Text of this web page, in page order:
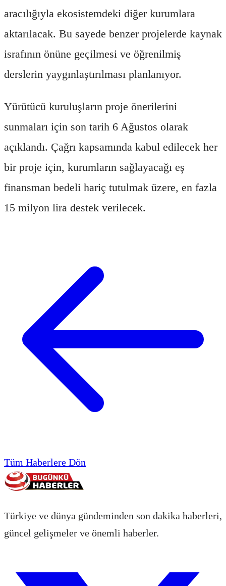
aracılığıyla ekosistemdeki diğer kurumlara
aktarılacak. Bu sayede benzer projelerde kaynak
israfının önüne geçilmesi ve öğrenilmiş
derslerin yaygınlaştırılması planlanıyor.
Yürütücü kuruluşların proje önerilerini
sunmaları için son tarih 6 Ağustos olarak
açıklandı. Çağrı kapsamında kabul edilecek her
bir proje için, kurumların sağlayacağı eş
finansman bedeli hariç tutulmak üzere, en fazla
15 milyon lira destek verilecek.
Tüm Haberlere Dön
Türkiye ve dünya gündeminden son dakika haberleri,
güncel gelişmeler ve önemli haberler.